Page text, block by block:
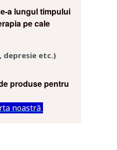
a lungul timpului
pe cale
depresie etc.)
produse pentru
noastră